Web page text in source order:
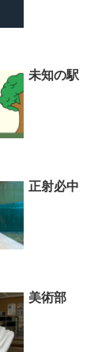
未知の駅
正射必中
美術部